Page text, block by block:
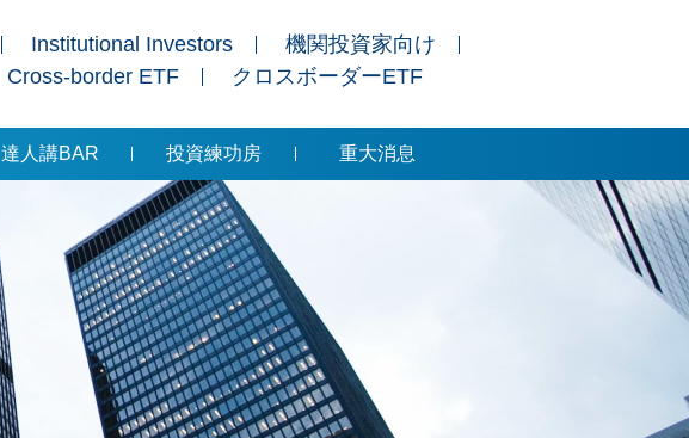
Institutional Investors
機関投資家向け
Cross-border ETF クロスボーダーETF
達人講BAR 投資練功房 重大消息